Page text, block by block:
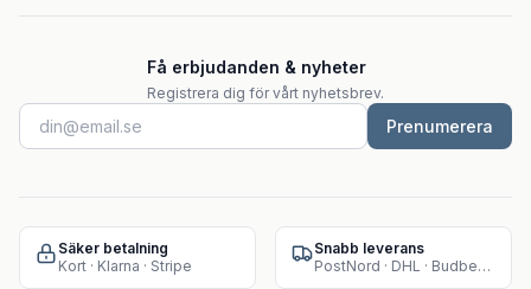
Få erbjudanden & nyheter
Registrera dig för vårt nyhetsbrev.
Prenumerera
Säker betalning
Kort · Klarna · Stripe
Snabb leverans
PostNord · DHL · Budbee · Instabox